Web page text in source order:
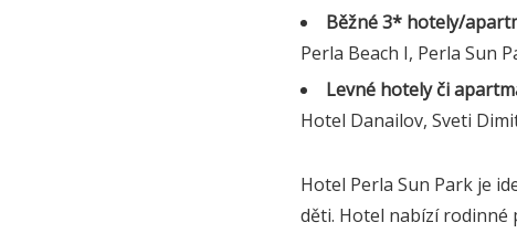
Běžné 3* hotely/
Perla Beach I, Perla Sun
Levné hotely či
Hotel Danailov, Sveti
Hotel Perla Sun Park je
děti. Hotel nabízí rodinné